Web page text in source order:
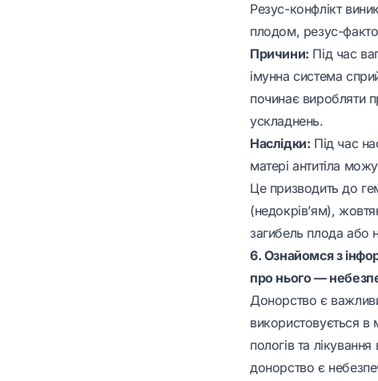
Резус-конфлікт
плодом, резус-
Причини: Під час
імунна система
починає виробляти
ускладнень.
Наслідки: Під час
матері антитіла
Це призводить до
(недокрів’ям),
загибель плода або
6. Ознайомся з
про нього —
Донорство є
використовується в
пологів та
донорство є